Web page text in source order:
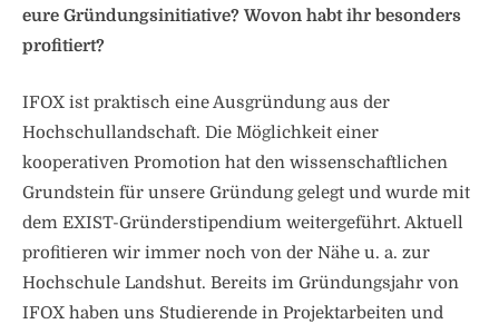
eure Gründungsinitiative? Wovon habt ihr besonders
profitiert?
IFOX ist praktisch eine Ausgründung aus der
Hochschullandschaft. Die Möglichkeit einer
kooperativen Promotion hat den wissenschaftlichen
Grundstein für unsere Gründung gelegt und wurde mit
dem EXIST-Gründerstipendium weitergeführt. Aktuell
profitieren wir immer noch von der Nähe u. a. zur
Hochschule Landshut. Bereits im Gründungsjahr von
IFOX haben uns Studierende in Projektarbeiten und